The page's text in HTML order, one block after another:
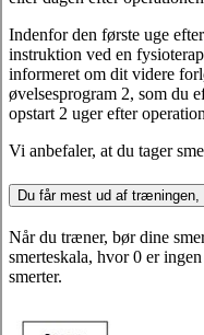
Indenfor den første uge
instruktion ved en
informeret om dit videre
øvelsesprogram 2, som du
opstart 2 uger efter
Vi anbefaler, at du tager
Du får mest ud af
Når du træner, bør dine
smerteskala, hvor 0 er
smerter.